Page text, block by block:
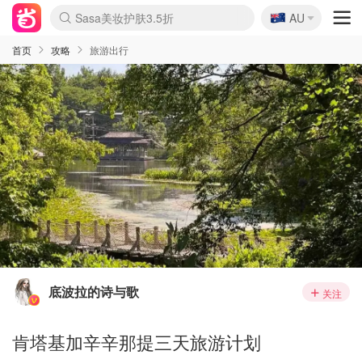
lululemon折扣上新
Sasa美妆护肤3.5折
SSENSE年中3折
FreshBeauty好价汇总
Cettire降价+叠9折
WWS Coles超市实拍
viagogo二手票捡漏
Myer超级周末1折
The Outnet奢牌1折起
David Jones 3折起
Flannels大牌1折
Perfumes Club护肤1折
AMIRO返校季6.2折
Amazon折扣汇总
eToro入金$200送$50
Amazon数码好物
ICONIC本周7.5折
ThedoubleF高奢地板价
Moose Knuckles 6折
丝芙兰5折起
EUFY官网3.7折起
Selenichast首饰2折
Trip机票酒店促销
YSL送5件彩妆礼
Amazon家居好物
Amazon美妆护肤
雅漾大喷$8
过敏原检测盒$33
伊索独家赠50ml沐浴露
科颜氏清仓3折
SEALIFE海洋馆门票6折
丝塔芙大白罐$16
订阅Newsletter送香薰
Cult Beauty 6.8折
Harrods圣诞日历2.3折
LN-CC奢牌私促3折
d'Alba空姐喷雾$16
EVE LOM套装逆天2折
Bernardelli独家4折
Adore Beauty 6折起
CT圣诞日历
Mytheresa奢品2.7折
Luxury Escapes 9折
Currentbody美容仪9折
MOON Garden Live
Roborock扫地机3.7折
Tingo Life水杯$24
Valentino官网5折
CR洗发护发6.3折
修丽可套装7.4折
Myer彩妆2件7折
GANNI官网4.5折
Stylevana韩妆4折
Tessabit高奢8.5折
OGX洗护4折
Amazon阿德莱德次日达
卡诗8.5折+赠礼
Philips Hue灯具8折
🇦🇺
AU
首页 攻略 旅游出行
底波拉的诗与歌 关注
肯塔基加辛辛那提三天旅游计划